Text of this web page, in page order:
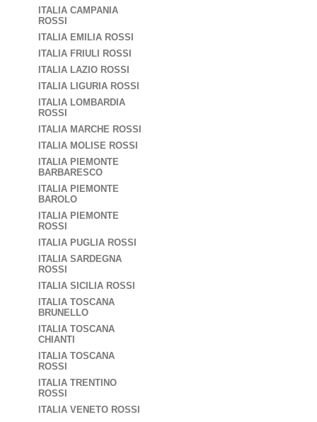
ITALIA CAMPANIA
ROSSI
ITALIA EMILIA ROSSI
ITALIA FRIULI ROSSI
ITALIA LAZIO ROSSI
ITALIA LIGURIA ROSSI
ITALIA LOMBARDIA
ROSSI
ITALIA MARCHE ROSSI
ITALIA MOLISE ROSSI
ITALIA PIEMONTE
BARBARESCO
ITALIA PIEMONTE
BAROLO
ITALIA PIEMONTE
ROSSI
ITALIA PUGLIA ROSSI
ITALIA SARDEGNA
ROSSI
ITALIA SICILIA ROSSI
ITALIA TOSCANA
BRUNELLO
ITALIA TOSCANA
CHIANTI
ITALIA TOSCANA
ROSSI
ITALIA TRENTINO
ROSSI
ITALIA VENETO ROSSI